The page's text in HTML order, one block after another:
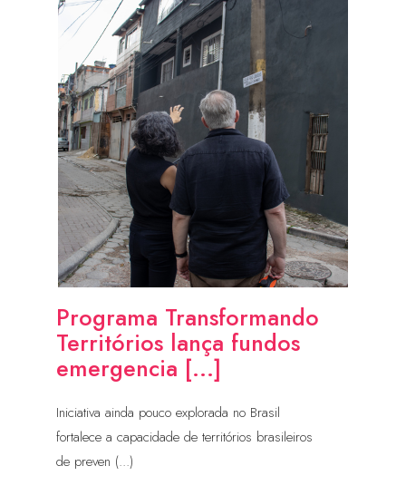
Programa Transformando
Territórios lança fundos
emergencia [...]
Iniciativa ainda pouco explorada no Brasil
fortalece a capacidade de territórios brasileiros
de preven (...)